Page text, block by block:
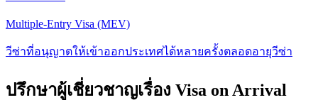
Multiple-Entry Visa (MEV)
วีซ่าที่อนุญาตให้เข้าออกประเทศได้หลายครั้งตลอดอายุวีซ่า
ปรึกษาผู้เชี่ยวชาญเรื่อง Visa on Arrival